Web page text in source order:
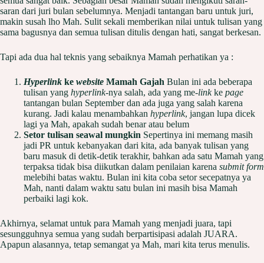
saran dari juri bulan sebelumnya. Menjadi tantangan baru untuk juri,
makin susah lho Mah. Sulit sekali memberikan nilai untuk tulisan yang
sama bagusnya dan semua tulisan ditulis dengan hati, sangat berkesan.
Tapi ada dua hal teknis yang sebaiknya Mamah perhatikan ya :
Hyperlink ke website Mamah Gajah Bulan ini ada beberapa
tulisan yang hyperlink-nya salah, ada yang me-linkke page
tantangan bulan September dan ada juga yang salah karena
kurang. Jadi kalau menambahkan hyperlink, jangan lupa dicek
lagi ya Mah, apakah sudah benar atau belum
Setor tulisan seawal mungkin Sepertinya ini memang masih
jadi PR untuk kebanyakan dari kita, ada banyak tulisan yang
baru masuk di detik-detik terakhir, bahkan ada satu Mamah yang
terpaksa tidak bisa diikutkan dalam penilaian karena submit form
melebihi batas waktu. Bulan ini kita coba setor secepatnya ya
Mah, nanti dalam waktu satu bulan ini masih bisa Mamah
perbaiki lagi kok.
Akhirnya, selamat untuk para Mamah yang menjadi juara, tapi
sesungguhnya semua yang sudah berpartisipasi adalah JUARA.
Apapun alasannya, tetap semangat ya Mah, mari kita terus menulis.